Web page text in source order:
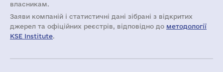
власникам.
Заяви компаній i статистичні дані зібрані з відкритих
джерел та офіційних реєстрів, відповідно до методології
KSE Institute.